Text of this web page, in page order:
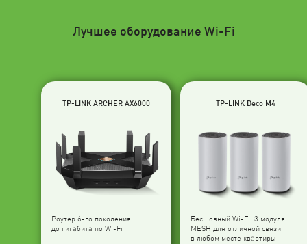
Лучшее оборудование Wi-Fi
TP-LINK ARCHER AX6000
Роутер 6-го поколения:
до гигабита по Wi-Fi
TP-LINK Deco M4
Бесшовный Wi-Fi: 3 модуля
МESH для отличной связи
в любом месте квартиры